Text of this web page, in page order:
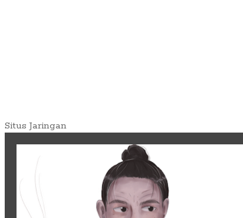
Situs Jaringan